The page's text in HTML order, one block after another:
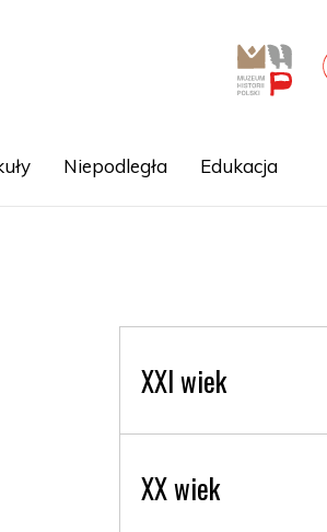
Niepodległa Edukacja
XXI wiek
XX wiek